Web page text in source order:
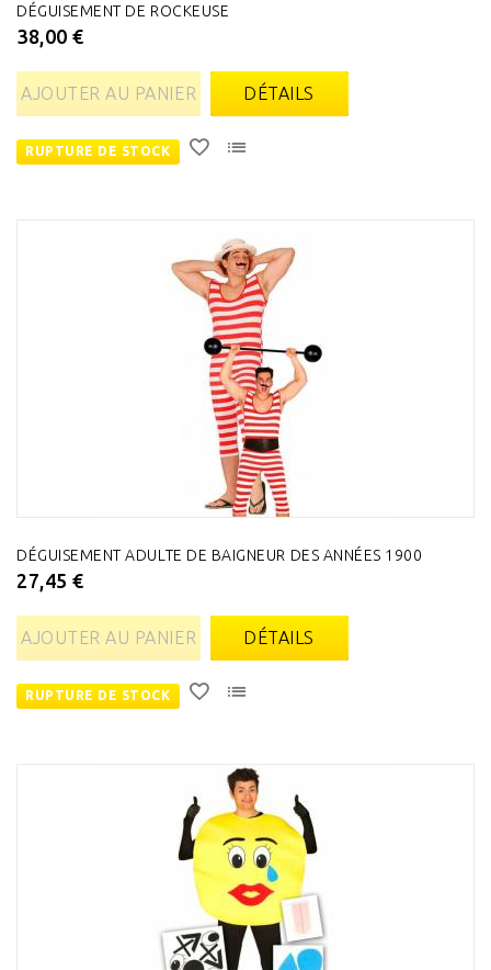
DÉGUISEMENT DE ROCKEUSE
38,00 €
AJOUTER AU PANIER DÉTAILS
RUPTURE DE STOCK
DÉGUISEMENT ADULTE DE BAIGNEUR DES ANNÉES 1900
27,45 €
AJOUTER AU PANIER DÉTAILS
RUPTURE DE STOCK